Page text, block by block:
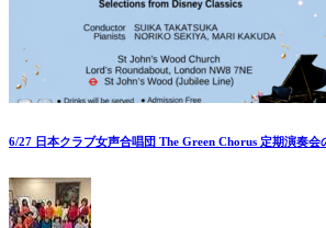
6/27 日本クラブ女声合唱団 The Green Chorus 定期演奏会